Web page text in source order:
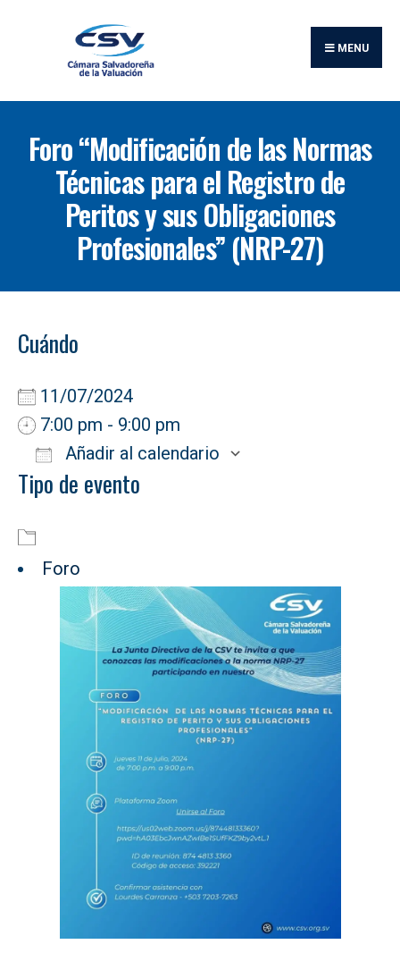
MENU
Foro “Modificación de las Normas
Técnicas para el Registro de
Peritos y sus Obligaciones
Profesionales” (NRP-27)
Cuándo
11/07/2024
7:00 pm - 9:00 pm
Añadir al calendario
Descargar ICS
Tipo de evento
Foro